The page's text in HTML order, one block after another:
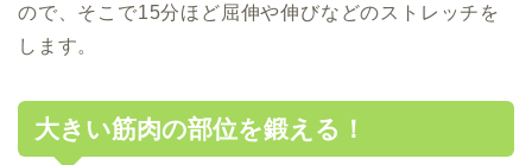
ので、そこで15分ほど屈伸や伸びなどのストレッチを
します。
大きい筋肉の部位を鍛える！